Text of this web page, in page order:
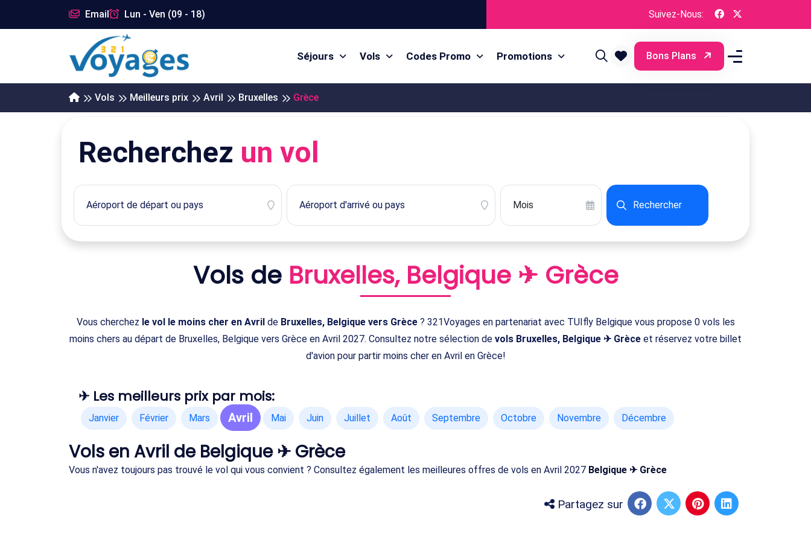
Email Lun - Ven (09 - 18) Suivez-Nous:
Séjours Vols Codes Promo Promotions Bons Plans
Vols Meilleurs prix Avril Bruxelles Grèce
Recherchez un vol
Rechercher
Vols de Bruxelles, Belgique ✈ Grèce
Vous cherchez le vol le moins cher en Avrilde Bruxelles, Belgique vers Grèce? 321Voyages en partenariat avec TUIfly Belgique vous propose 0 vols les
moins chers au départ de Bruxelles, Belgique vers Grèce en Avril 2027. Consultez notre sélection de vols Bruxelles, Belgique ✈ Grèce et réservez votre billet
d'avion pour partir moins cher en Avril en Grèce!
✈ Les meilleurs prix par mois:
Janvier Février Mars Avril Mai Juin Juillet Août Septembre Octobre Novembre Décembre
Vols en Avril de Belgique ✈ Grèce
Vous n'avez toujours pas trouvé le vol qui vous convient ? Consultez également les meilleures offres de vols en Avril 2027 Belgique ✈ Grèce
Partagez sur